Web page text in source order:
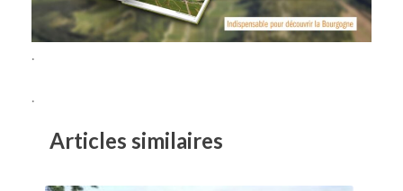
.
.
Articles similaires